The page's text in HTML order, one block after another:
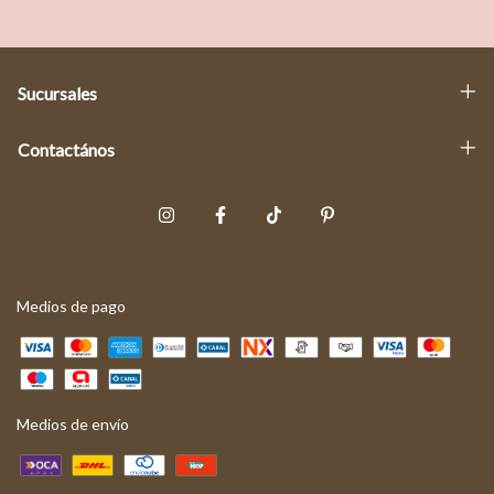
Sucursales
Contactános
Medios de pago
Medios de envío